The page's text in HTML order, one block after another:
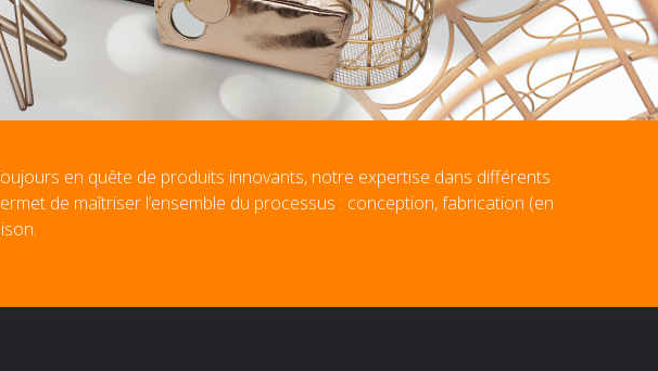
en quête de produits innovants, notre expertise dans différents
de maîtriser l’ensemble du processus : conception, fabrication (en